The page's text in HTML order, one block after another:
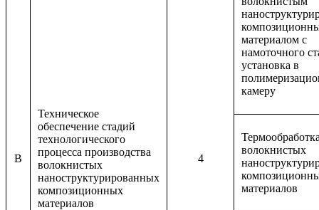
B
Техническое
обеспечение стадий
технологического
процесса производства
волокнистых
наноструктурированных
композиционных
материалов
4
материалом с
намоточного
установка в
камеру
волокнистых
материалов